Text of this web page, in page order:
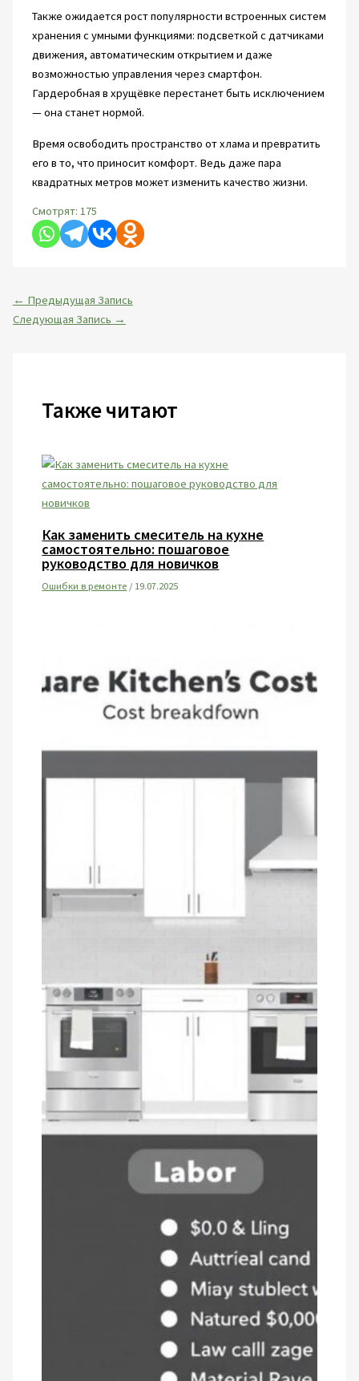
Также ожидается рост популярности встроенных систем
хранения с умными функциями: подсветкой с датчиками
движения, автоматическим открытием и даже
возможностью управления через смартфон.
Гардеробная в хрущёвке перестанет быть исключением
— она станет нормой.
Время освободить пространство от хлама и превратить
его в то, что приносит комфорт. Ведь даже пара
квадратных метров может изменить качество жизни.
Смотрят: 175
← Предыдущая Запись
Следующая Запись →
Также читают
Как заменить смеситель на кухне
самостоятельно: пошаговое
руководство для новичков
Ошибки в ремонте /19.07.2025